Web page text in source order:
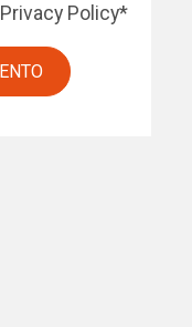
Privacy Policy*